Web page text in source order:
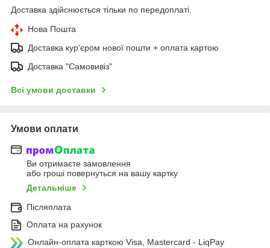
Доставка здійснюється тільки по передоплаті.
Нова Пошта
Доставка кур'єром нової пошти + оплата картою
Доставка "Самовивіз"
Всі умови доставки
Умови оплати
Ви отримаєте замовлення
або гроші повернуться на вашу картку
Детальніше
Післяплата
Оплата на рахунок
Онлайн-оплата карткою Visa, Mastercard - LiqPay